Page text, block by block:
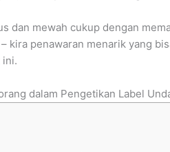
dan mewah cukup dengan
kira penawaran menarik yang
ini.
dalam Pengetikan Label